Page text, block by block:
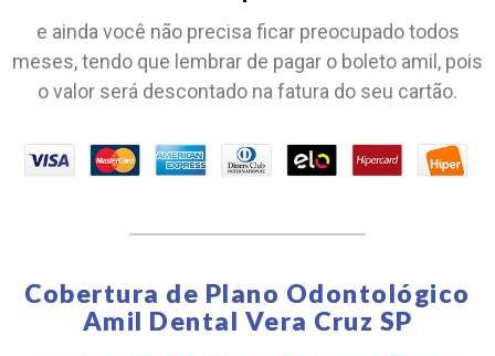
e ainda você não precisa ficar preocupado todos
meses, tendo que lembrar de pagar o boleto amil, pois
o valor será descontado na fatura do seu cartão.
Cobertura de Plano Odontológico
Amil Dental Vera Cruz SP